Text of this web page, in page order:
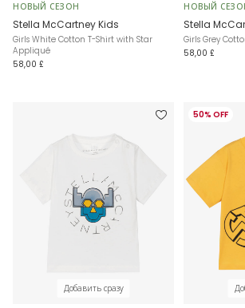
НОВЫЙ СЕЗОН
Stella McCartney Kids
Girls White Cotton T-Shirt with Star
Appliqué
58,00 £
НОВЫЙ
Stella
Girls Grey
58,00 £
Добавить сразу
50% OFF